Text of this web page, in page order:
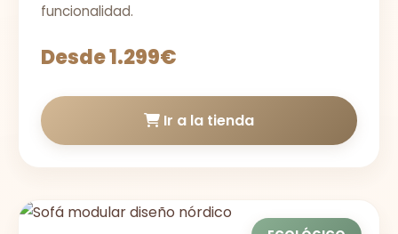
funcionalidad.
Desde 1.299€
Ir a la tienda